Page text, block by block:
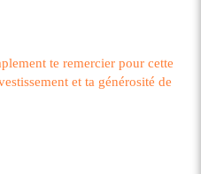
te remercier pour cette
et ta générosité de